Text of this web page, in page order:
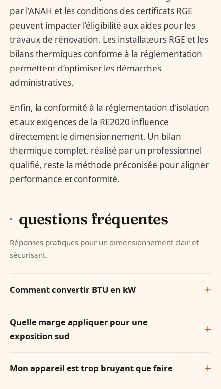
par l’ANAH et les conditions des certificats RGE
peuvent impacter l’éligibilité aux aides pour les
travaux de rénovation. Les installateurs RGE et les
bilans thermiques conforme à la réglementation
permettent d’optimiser les démarches
administratives.
Enfin, la conformité à la réglementation d’isolation
et aux exigences de la RE2020 influence
directement le dimensionnement. Un bilan
thermique complet, réalisé par un professionnel
qualifié, reste la méthode préconisée pour aligner
performance et conformité.
questions fréquentes
Réponses pratiques pour un dimensionnement clair et
sécurisant.
Comment convertir BTU en kW
Quelle marge appliquer pour une
exposition sud
Mon appareil est trop bruyant que faire